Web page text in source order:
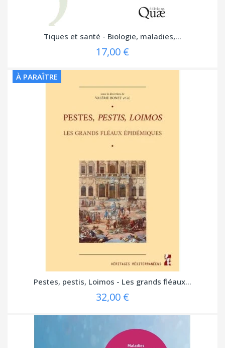
Tiques et santé - Biologie, maladies,...
17,00 €
À PARAÎTRE
Pestes, pestis, Loimos - Les grands fléaux...
32,00 €